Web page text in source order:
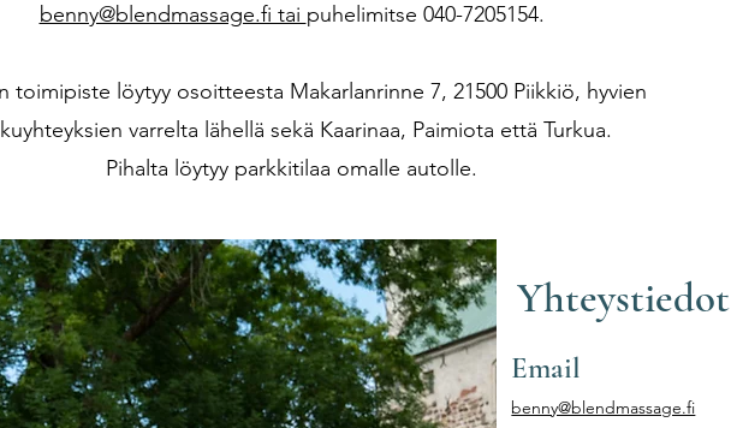
benny@blendmassage.fi tai puhelimitse 040-7205154.
toimipiste löytyy osoitteesta Makarlanrinne 7, 21500 Piikkiö, hyvien
varrelta lähellä sekä Kaarinaa, Paimiota että Turkua.
Pihalta löytyy parkkitilaa omalle autolle.
Yhteystiedot
Email
benny@blendmassage.fi